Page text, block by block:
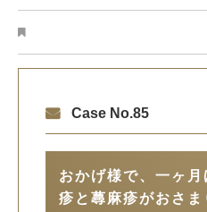
Case No.85
おかげ様で、一ヶ
疹と蕁麻疹がおさま